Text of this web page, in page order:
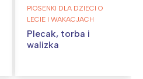
PIOSENKI DLA DZIECI O
LECIE I WAKACJACH
Plecak, torba i
walizka